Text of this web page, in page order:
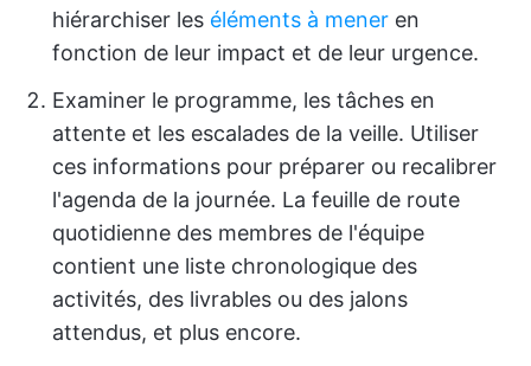
hiérarchiser les éléments à mener en
fonction de leur impact et de leur urgence.
Examiner le programme, les tâches en
attente et les escalades de la veille. Utiliser
ces informations pour préparer ou recalibrer
l'agenda de la journée. La feuille de route
quotidienne des membres de l'équipe
contient une liste chronologique des
activités, des livrables ou des jalons
attendus, et plus encore.